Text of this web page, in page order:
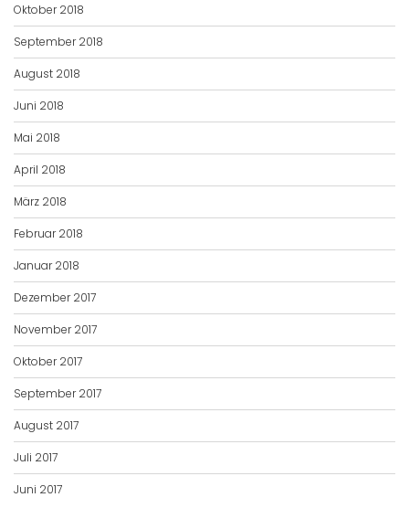
Oktober 2018
September 2018
August 2018
Juni 2018
Mai 2018
April 2018
März 2018
Februar 2018
Januar 2018
Dezember 2017
November 2017
Oktober 2017
September 2017
August 2017
Juli 2017
Juni 2017